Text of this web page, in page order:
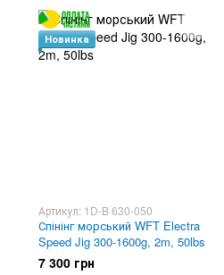
Новинка
Артикул: 1D-B 630-050
Спінінг морський WFT Electra
Speed Jig 300-1600g, 2m, 50lbs
7 300 грн